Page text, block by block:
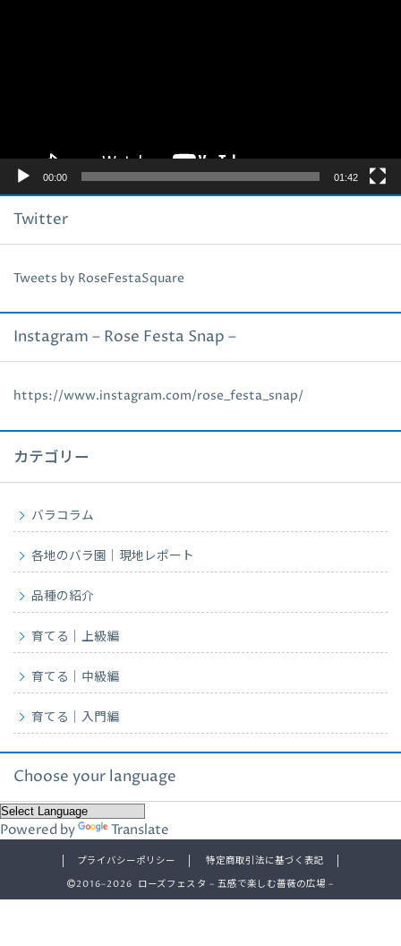
00:00 01:42
Twitter
Tweets by RoseFestaSquare
Instagram – Rose Festa Snap –
https://www.instagram.com/rose_festa_snap/
カテゴリー
バラコラム
各地のバラ園｜現地レポート
品種の紹介
育てる｜上級編
育てる｜中級編
育てる｜入門編
Choose your language
Powered by Translate
プライバシーポリシー
特定商取引法に基づく表記
2016–2026 ローズフェスタ – 五感で楽しむ薔薇の広場 –